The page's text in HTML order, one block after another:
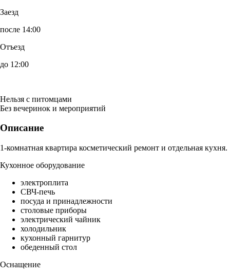
Заезд
после 14:00
Отъезд
до 12:00
Нельзя с питомцами
Без вечеринок и мероприятий
Описание
1-комнатная квартира косметический ремонт и отдельная кухня.
Кухонное оборудование
электроплита
СВЧ-печь
посуда и принадлежности
столовые приборы
электрический чайник
холодильник
кухонный гарнитур
обеденный стол
Оснащение